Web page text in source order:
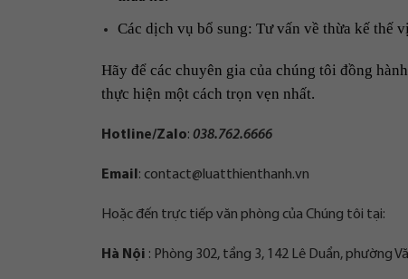
Các dịch vụ bổ sung: Tư vấn về thừa kế thế
Hãy để các chuyên gia của chúng tôi đồng
thực hiện một cách trọn vẹn nhất.
Hotline/Zalo: 038.762.6666
Email : contact@luatthienthanh.vn
Hoặc đến trực tiếp văn phòng của Chúng tôi tại:
Hà Nội : Phòng 302, tầng 3, 142 Lê Duẩn, phường